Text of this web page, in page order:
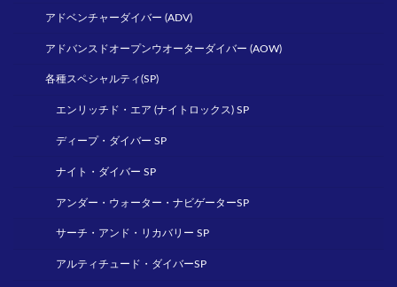
アドベンチャーダイバー (ADV)
アドバンスドオープンウオーターダイバー (AOW)
各種スペシャルティ(SP)
エンリッチド・エア (ナイトロックス) SP
ディープ・ダイバー SP
ナイト・ダイバー SP
アンダー・ウォーター・ナビゲーターSP
サーチ・アンド・リカバリー SP
アルティチュード・ダイバーSP